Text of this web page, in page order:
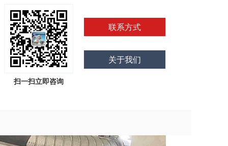
扫一扫立即咨询
联系方式
关于我们